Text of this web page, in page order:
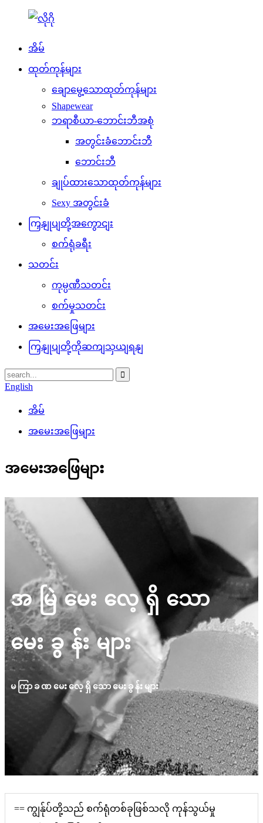
အိမ်
ထုတ်ကုန်များ
ချောမွေ့သောထုတ်ကုန်များ
Shapewear
ဘရာစီယာ-ဘောင်းဘီအစုံ
အတွင်းခံဘောင်းဘီ
ဘောင်းဘီ
ချုပ်ထားသောထုတ်ကုန်များ
Sexy အတွင်းခံ
ကြှနျုပျတို့အကွောငျး
စက်ရုံခရီး
သတင်း
ကုမ္ပဏီသတင်း
စက်မှုသတင်း
အမေးအဖြေများ
ကြှနျုပျတို့ကိုဆကျသှယျရနျ
English
အိမ်
အမေးအဖြေများ
အမေးအဖြေများ
အမြဲမေးလေ့ရှိသော
မေးခွန်းများ
မကြာခဏမေးလေ့ရှိသောမေးခွန်းများ
== ကျွန်ုပ်တို့သည် စက်ရုံတစ်ခုဖြစ်သလို ကုန်သွယ်မှု